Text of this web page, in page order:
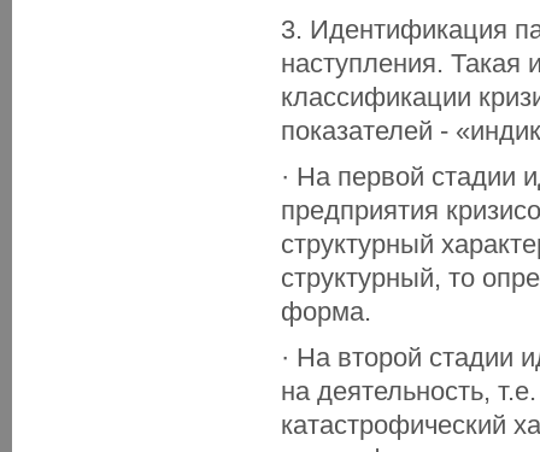
3. Идентификация
наступления. Такая
классификации
показателей -
· На первой стадии
предприятия
структурный
структурный, то
форма.
· На второй стадии
на деятельность,
катастрофический